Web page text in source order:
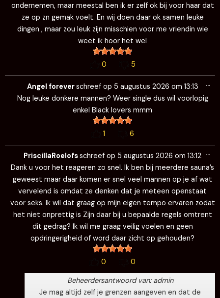
ondernemen, maar meestal ben ik er zelf ok bij voor haar dat
ze op zn gemak voelt. En wij doen daar ok samen leuke
dingen , maar zou leuk zijn misschien voor me vriendin wie
weet ik hoor het wel
0 5
Angel foreverschreef op 5 augustus 2026 om 13:13
Nog leuke donkere mannen? Weer single dus wil voorlopig
enkel Black lovers mmm
1 6
…
PriscillaRoelofsschreef op 5 augustus 2026 om 13:12
Dank u voor het reageren zo snel. Ik ben bij meerdere sauna’s
geweest maar daar komen er snel veel mannen op je af wat
vervelend is omdat ze denken dat je meteen openstaat
voor seks. Ik wil dat graag op mijn eigen tempo ervaren zodat
het niet onprettig is Zijn daar bij u bepaalde regels omtrent
dit gedrag? Ik wil me graag veilig voelen en geen
opdringerigheid of word daar zicht op gehouden?
0
0
Beheerdersantwoord van: admin
Je mag altijd zelf je grenzen aangeven en dat de
…